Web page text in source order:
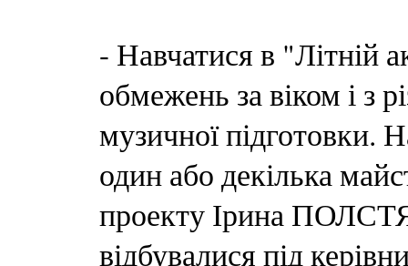
- Навчатися в "Літній
обмежень за віком і з
музичної підготовки.
один або декілька
проекту Ірина
відбувалися під